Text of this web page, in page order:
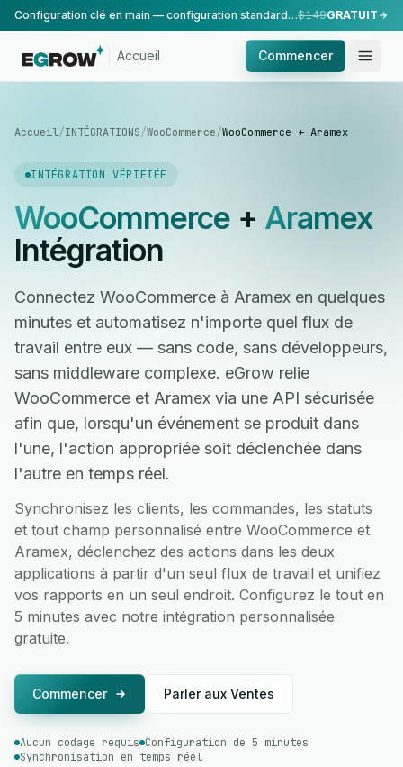
Configuration clé en main — configuration standard, réalisée par notre équipe.$149GRATUIT
Accueil Commencer
Accueil/INTÉGRATIONS/WooCommerce/WooCommerce + Aramex
INTÉGRATION VÉRIFIÉE
WooCommerce+ Aramex
Intégration
Connectez WooCommerce à Aramex en quelques
minutes et automatisez n'importe quel flux de
travail entre eux — sans code, sans développeurs,
sans middleware complexe. eGrow relie
WooCommerce et Aramex via une API sécurisée
afin que, lorsqu'un événement se produit dans
l'une, l'action appropriée soit déclenchée dans
l'autre en temps réel.
Synchronisez les clients, les commandes, les statuts
et tout champ personnalisé entre WooCommerce et
Aramex, déclenchez des actions dans les deux
applications à partir d'un seul flux de travail et unifiez
vos rapports en un seul endroit. Configurez le tout en
5 minutes avec notre intégration personnalisée
gratuite.
Commencer Parler aux Ventes
Aucun codage requis Configuration de 5 minutes
Synchronisation en temps réel